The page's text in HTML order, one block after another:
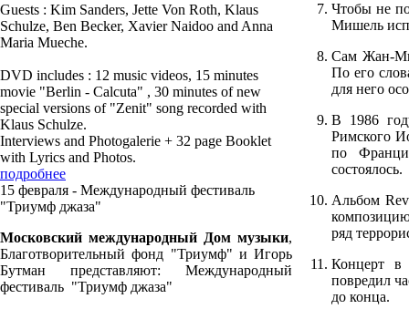
Guests : Kim Sanders, Jette Von Roth, Klaus
Schulze, Ben Becker, Xavier Naidoo and Anna
Maria Mueche.
DVD includes : 12 music videos, 15 minutes
movie "Berlin - Calcuta" , 30 minutes of new
special versions of "Zenit" song recorded with
Klaus Schulze.
Interviews and Photogalerie + 32 page Booklet
with Lyrics and Photos.
подробнее
15 февраля - Международный фестиваль
"Триумф джаза"
Московский международный Дом музыки,
Благотворительный фонд "Триумф" и Игорь
Бутман представляют: Международный
фестиваль "Триумф джаза"
Чтобы не
Мишель
Сам Жан-
По его
для него
В 1986
Римского
по
состоялось.
Альбом
ряд
Концерт в
повредил
до конца.